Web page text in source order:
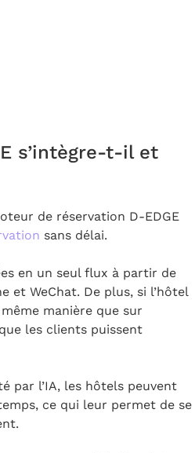
s’intègre-t-il et
de réservation D-EDGE
sans délai.
en un seul flux à partir de
et WeChat. De plus, si l’hôtel
manière que sur
les clients puissent
par l’IA, les hôtels peuvent
ce qui leur permet de se